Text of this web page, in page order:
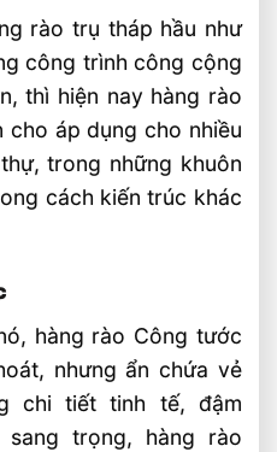
rào trụ tháp hầu như
công trình công cộng
thì hiện nay hàng rào
áp dụng cho nhiều
trong những khuôn
cách kiến trúc khác
hàng rào Công tước
nhưng ẩn chứa vẻ
chi tiết tinh tế, đậm
trọng, hàng rào